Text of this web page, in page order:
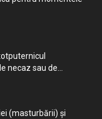
necaz sau de...
(masturbării) şi